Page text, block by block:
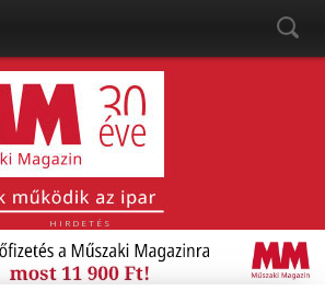
HIRDETÉS